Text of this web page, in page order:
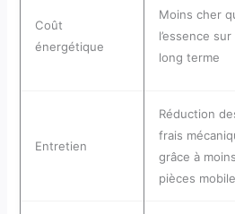
Coût
énergétique
Moins cher
l’essence sur
long terme
Entretien
Réduction
frais
grâce à
pièces